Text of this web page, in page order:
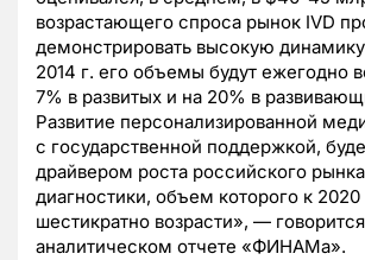
возрастающего спроса рынок IVD
демонстрировать высокую
2014 г. его объемы будут ежегодно
7% в развитых и на 20% в
Развитие персонализированной
с государственной поддержкой,
драйвером роста российского
диагностики, объем которого к
шестикратно возрасти», —
аналитическом отчете «ФИНАМа».